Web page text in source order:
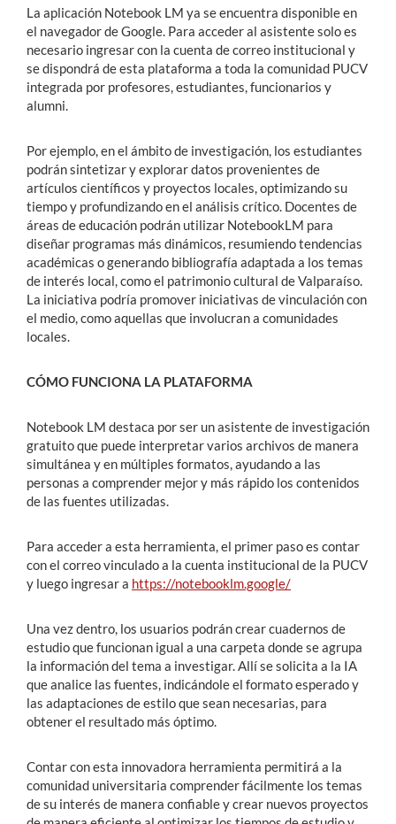
La aplicación Notebook LM ya se encuentra disponible en
el navegador de Google. Para acceder al asistente solo es
necesario ingresar con la cuenta de correo institucional y
se dispondrá de esta plataforma a toda la comunidad PUCV
integrada por profesores, estudiantes, funcionarios y
alumni.
Por ejemplo, en el ámbito de investigación, los estudiantes
podrán sintetizar y explorar datos provenientes de
artículos científicos y proyectos locales, optimizando su
tiempo y profundizando en el análisis crítico. Docentes de
áreas de educación podrán utilizar NotebookLM para
diseñar programas más dinámicos, resumiendo tendencias
académicas o generando bibliografía adaptada a los temas
de interés local, como el patrimonio cultural de Valparaíso.
La iniciativa podría promover iniciativas de vinculación con
el medio, como aquellas que involucran a comunidades
locales.
CÓMO FUNCIONA LA PLATAFORMA
Notebook LM destaca por ser un asistente de investigación
gratuito que puede interpretar varios archivos de manera
simultánea y en múltiples formatos, ayudando a las
personas a comprender mejor y más rápido los contenidos
de las fuentes utilizadas.
Para acceder a esta herramienta, el primer paso es contar
con el correo vinculado a la cuenta institucional de la PUCV
y luego ingresar a https://notebooklm.google/
Una vez dentro, los usuarios podrán crear cuadernos de
estudio que funcionan igual a una carpeta donde se agrupa
la información del tema a investigar. Allí se solicita a la IA
que analice las fuentes, indicándole el formato esperado y
las adaptaciones de estilo que sean necesarias, para
obtener el resultado más óptimo.
Contar con esta innovadora herramienta permitirá a la
comunidad universitaria comprender fácilmente los temas
de su interés de manera confiable y crear nuevos proyectos